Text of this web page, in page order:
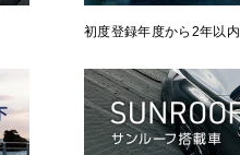
初度登録年度から2年以内